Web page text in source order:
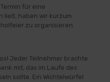
für eine
ließ, haben wir kurzum
zu organisieren.
Jeder Teilnehmer brachte
mit, das im Laufe des
sollte. Ein Wichtelwürfel